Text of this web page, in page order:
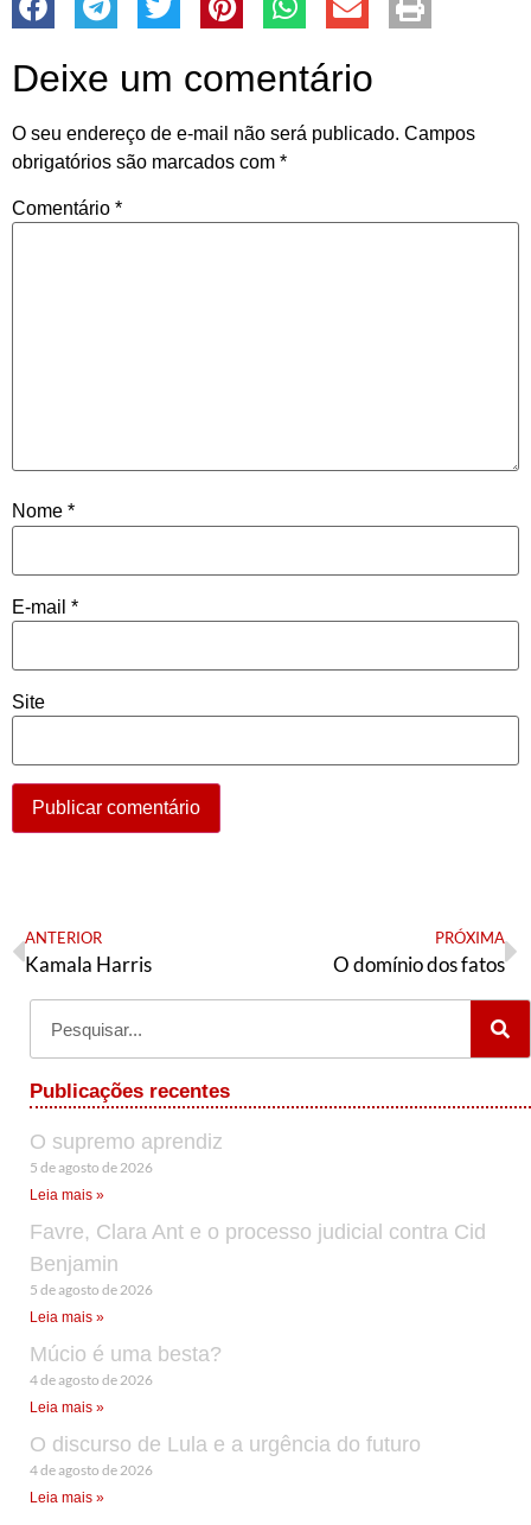
Deixe um comentário
O seu endereço de e-mail não será publicado. Campos
obrigatórios são marcados com *
Comentário *
Nome *
E-mail *
Site
ANTERIOR
Kamala Harris
PRÓXIMA
O domínio dos fatos
Publicações recentes
O supremo aprendiz
5 de agosto de 2026
Leia mais »
Favre, Clara Ant e o processo judicial contra Cid
Benjamin
5 de agosto de 2026
Leia mais »
Múcio é uma besta?
4 de agosto de 2026
Leia mais »
O discurso de Lula e a urgência do futuro
4 de agosto de 2026
Leia mais »